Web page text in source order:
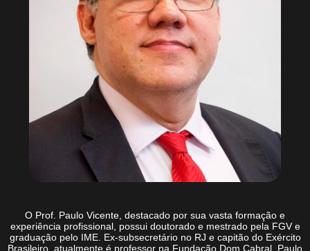
O Prof. Paulo Vicente, destacado por sua vasta formação e
experiência profissional, possui doutorado e mestrado pela FGV e
graduação pelo IME. Ex-subsecretário no RJ e capitão do Exército
Brasileiro, atualmente é professor na Fundação Dom Cabral. Paulo